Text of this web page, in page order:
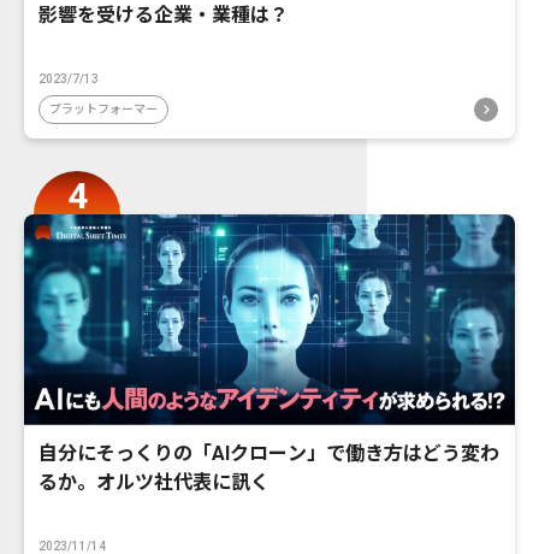
影響を受ける企業・業種は？
2023/7/13
プラットフォーマー
自分にそっくりの「AIクローン」で働き方はどう変わ
るか。オルツ社代表に訊く
2023/11/14